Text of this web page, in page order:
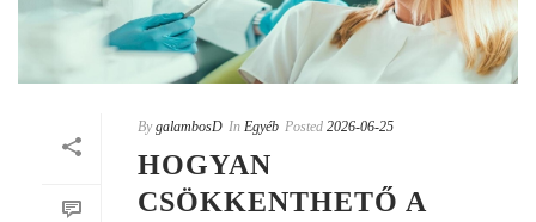
By galambosD In Egyéb Posted 2026-06-25
HOGYAN
CSÖKKENTHETŐ A